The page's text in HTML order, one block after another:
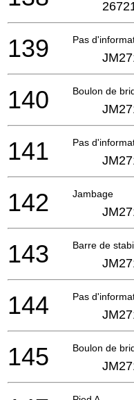
Pas
139
Boulon de
140
Pas
141
Jambage
142
Barre de
143
Pas
144
Boulon de
145